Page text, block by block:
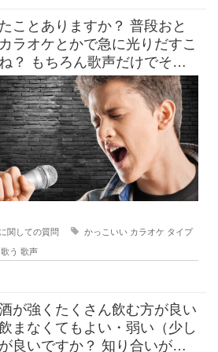
ありますか？ 普段おと
ラオケとかで急に光りだすこ
？ もちろん歌声だけでその
る
関しての質問 かっこいい カラオケ タイプ
歌う 歌声
が強くたくさん飲む方が良い
まなくてもよい・弱い（少し
か？ 知り合いがお